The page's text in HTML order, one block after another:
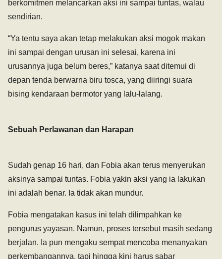
berkomitmen melancarkan aksi ini sampai tuntas, walau
sendirian.
“Ya tentu saya akan tetap melakukan aksi mogok makan
ini sampai dengan urusan ini selesai, karena ini
urusannya juga belum beres,” katanya saat ditemui di
depan tenda berwarna biru tosca, yang diiringi suara
bising kendaraan bermotor yang lalu-lalang.
Sebuah Perlawanan dan Harapan
Sudah genap 16 hari, dan Fobia akan terus menyerukan
aksinya sampai tuntas. Fobia yakin aksi yang ia lakukan
ini adalah benar. Ia tidak akan mundur.
Fobia mengatakan kasus ini telah dilimpahkan ke
pengurus yayasan. Namun, proses tersebut masih sedang
berjalan. Ia pun mengaku sempat mencoba menanyakan
perkembangannya, tapi hingga kini harus sabar